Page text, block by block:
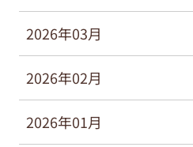
2026年03月
2026年02月
2026年01月